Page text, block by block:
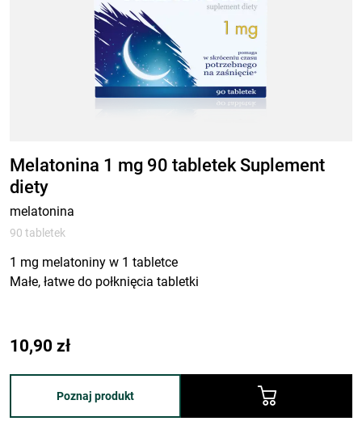
Melatonina 1 mg 90 tabletek Suplement
diety
melatonina
90 tabletek
1 mg melatoniny w 1 tabletce
Małe, łatwe do połknięcia tabletki
10,90 zł
Poznaj produkt